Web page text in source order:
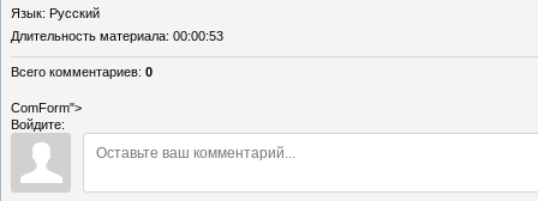
Язык: Русский
Длительность материала: 00:00:53
Всего комментариев: 0
ComForm">
Войдите: